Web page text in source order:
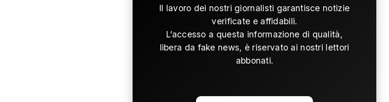
Il lavoro dei nostri giornalisti garantisce notizie
verificate e affidabili.
L’accesso a questa informazione di qualità,
libera da fake news, è riservato ai nostri lettori
abbonati.